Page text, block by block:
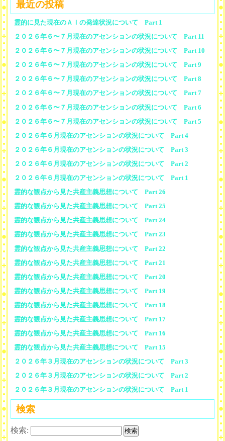
最近の投稿
霊的に見た現在のＡＩの発達状況について Part 1
２０２６年６〜７月現在のアセンションの状況について Part 11
２０２６年６〜７月現在のアセンションの状況について Part 10
２０２６年６〜７月現在のアセンションの状況について Part 9
２０２６年６〜７月現在のアセンションの状況について Part 8
２０２６年６〜７月現在のアセンションの状況について Part 7
２０２６年６〜７月現在のアセンションの状況について Part 6
２０２６年６〜７月現在のアセンションの状況について Part 5
２０２６年６月現在のアセンションの状況について Part 4
２０２６年６月現在のアセンションの状況について Part 3
２０２６年６月現在のアセンションの状況について Part 2
２０２６年６月現在のアセンションの状況について Part 1
霊的な観点から見た共産主義思想について Part 26
霊的な観点から見た共産主義思想について Part 25
霊的な観点から見た共産主義思想について Part 24
霊的な観点から見た共産主義思想について Part 23
霊的な観点から見た共産主義思想について Part 22
霊的な観点から見た共産主義思想について Part 21
霊的な観点から見た共産主義思想について Part 20
霊的な観点から見た共産主義思想について Part 19
霊的な観点から見た共産主義思想について Part 18
霊的な観点から見た共産主義思想について Part 17
霊的な観点から見た共産主義思想について Part 16
霊的な観点から見た共産主義思想について Part 15
２０２６年３月現在のアセンションの状況について Part 3
２０２６年３月現在のアセンションの状況について Part 2
２０２６年３月現在のアセンションの状況について Part 1
検索
検索: